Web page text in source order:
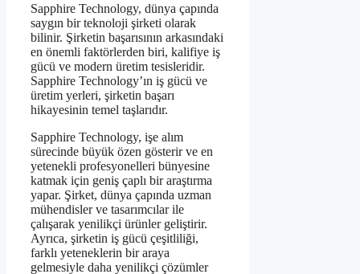
Sapphire Technology, dünya çapında
saygın bir teknoloji şirketi olarak
bilinir. Şirketin başarısının arkasındaki
en önemli faktörlerden biri, kalifiye iş
gücü ve modern üretim tesisleridir.
Sapphire Technology’ın iş gücü ve
üretim yerleri, şirketin başarı
hikayesinin temel taşlarıdır.
Sapphire Technology, işe alım
sürecinde büyük özen gösterir ve en
yetenekli profesyonelleri bünyesine
katmak için geniş çaplı bir araştırma
yapar. Şirket, dünya çapında uzman
mühendisler ve tasarımcılar ile
çalışarak yenilikçi ürünler geliştirir.
Ayrıca, şirketin iş gücü çeşitliliği,
farklı yeteneklerin bir araya
gelmesiyle daha yenilikçi çözümler